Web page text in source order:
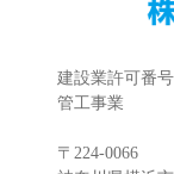
建設業許可番
管工事業
〒224-0066